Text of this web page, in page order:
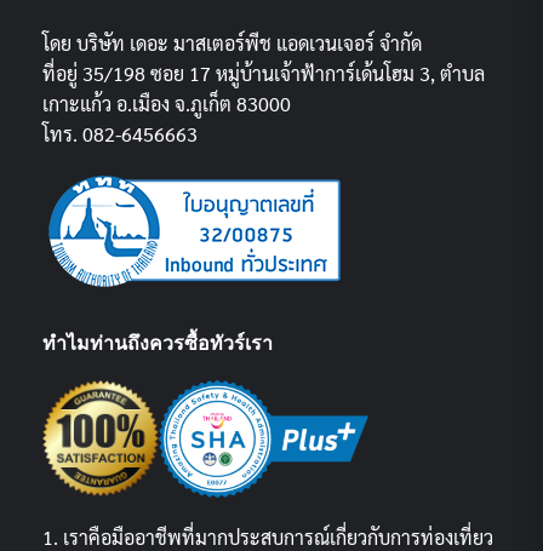
โดย บริษัท เดอะ มาสเตอร์พีช แอดเวนเจอร์ จำกัด
ที่อยู่ 35/198 ซอย 17 หมู่บ้านเจ้าฟ้าการ์เด้นโฮม 3, ตำบล
เกาะแก้ว อ.เมือง จ.ภูเก็ต 83000
โทร. 082-6456663
ทำไมท่านถึงควรซื้อทัวร์เรา
1. เราคือมืออาชีพที่มากประสบการณ์เกี่ยวกับการท่องเที่ยว